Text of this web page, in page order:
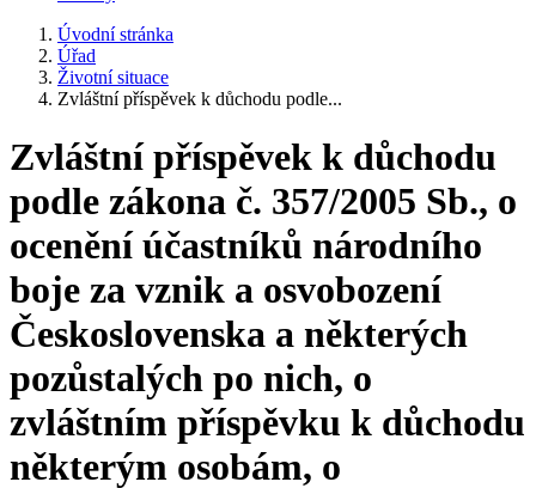
Úvodní stránka
Úřad
Životní situace
Zvláštní příspěvek k důchodu podle...
Zvláštní příspěvek k důchodu
podle zákona č. 357/2005 Sb., o
ocenění účastníků národního
boje za vznik a osvobození
Československa a některých
pozůstalých po nich, o
zvláštním příspěvku k důchodu
některým osobám, o